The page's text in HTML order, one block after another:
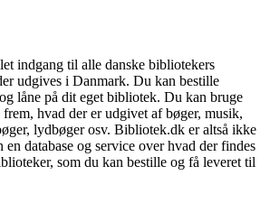
indgang til alle danske bibliotekers
udgives i Danmark. Du kan bestille
låne på dit eget bibliotek. Du kan bruge
hvad der er udgivet af bøger, musik,
lydbøger osv. Bibliotek.dk er altså ikke
database og service over hvad der findes
som du kan bestille og få leveret til